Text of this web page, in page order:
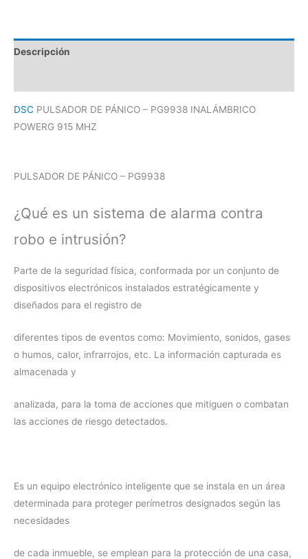
Descripción
DSC PULSADOR DE PÁNICO – PG9938 INALÁMBRICO
POWERG 915 MHZ
PULSADOR DE PÁNICO – PG9938
¿Qué es un sistema de alarma contra
robo e intrusión?
Parte de la seguridad física, conformada por un conjunto de
dispositivos electrónicos instalados estratégicamente y
diseñados para el registro de
diferentes tipos de eventos como: Movimiento, sonidos, gases
o humos, calor, infrarrojos, etc. La información capturada es
almacenada y
analizada, para la toma de acciones que mitiguen o combatan
las acciones de riesgo detectados.
Es un equipo electrónico inteligente que se instala en un área
determinada para proteger perímetros designados según las
necesidades
de cada inmueble, se emplean para la protección de una casa,